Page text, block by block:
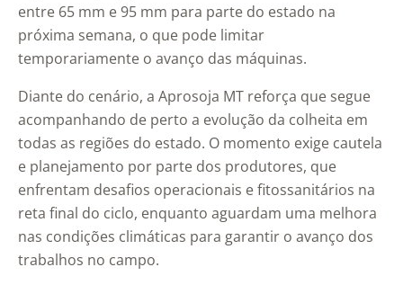
entre 65 mm e 95 mm para parte do estado na
próxima semana, o que pode limitar
temporariamente o avanço das máquinas.
Diante do cenário, a Aprosoja MT reforça que segue
acompanhando de perto a evolução da colheita em
todas as regiões do estado. O momento exige cautela
e planejamento por parte dos produtores, que
enfrentam desafios operacionais e fitossanitários na
reta final do ciclo, enquanto aguardam uma melhora
nas condições climáticas para garantir o avanço dos
trabalhos no campo.